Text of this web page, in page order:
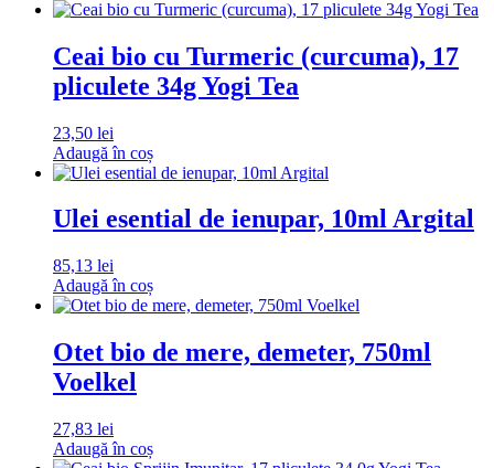
Ceai bio cu Turmeric (curcuma), 17
pliculete 34g Yogi Tea
23,50 lei
Adaugă în coș
Ulei esential de ienupar, 10ml Argital
85,13 lei
Adaugă în coș
Otet bio de mere, demeter, 750ml
Voelkel
27,83 lei
Adaugă în coș